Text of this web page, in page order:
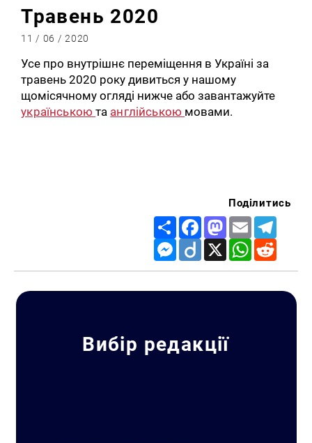
Травень 2020
11 / 06 / 2020
Усе про внутрішнє переміщення в Україні за
травень 2020 року дивиться у нашому
щомісячному огляді нижче або завантажуйте
українськоюта англійською мовами.
Поділитись
Share FacebookMastodon
Email
Messenger
Diigo X WhatsApp
Вибір редакції